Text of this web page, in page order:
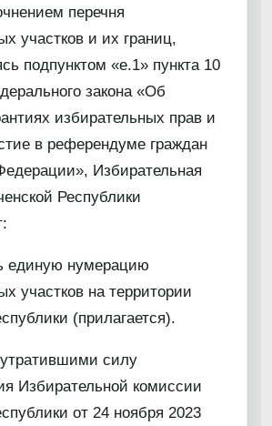
перечня
участков и их границ,
подпунктом «е.1» пункта 10
закона «Об
избирательных прав и
в референдуме граждан
Избирательная
Республики
единую нумерацию
участков на территории
(прилагается).
силу
Избирательной комиссии
от 24 ноября 2023